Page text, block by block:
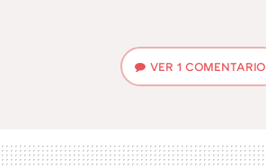
VER1 COMENTARIO